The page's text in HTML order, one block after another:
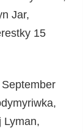
Jar,
15
Lyman,